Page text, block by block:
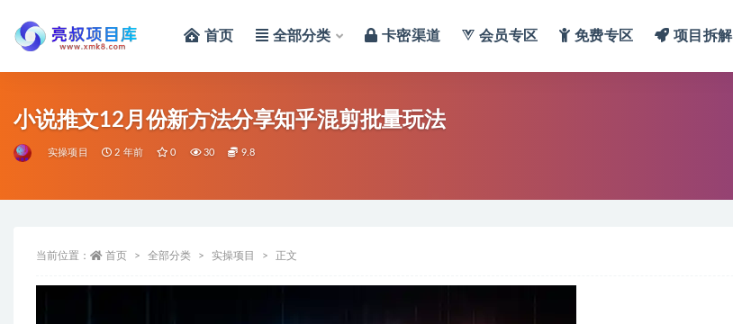
首页 全部分类 卡密渠道 会员专区 免费专区 项目拆解
小说推文12月份新方法分享知乎混剪批量玩法
实操项目 2 年前 0 30 9.8
当前位置： 首页 全部分类 实操项目 正文